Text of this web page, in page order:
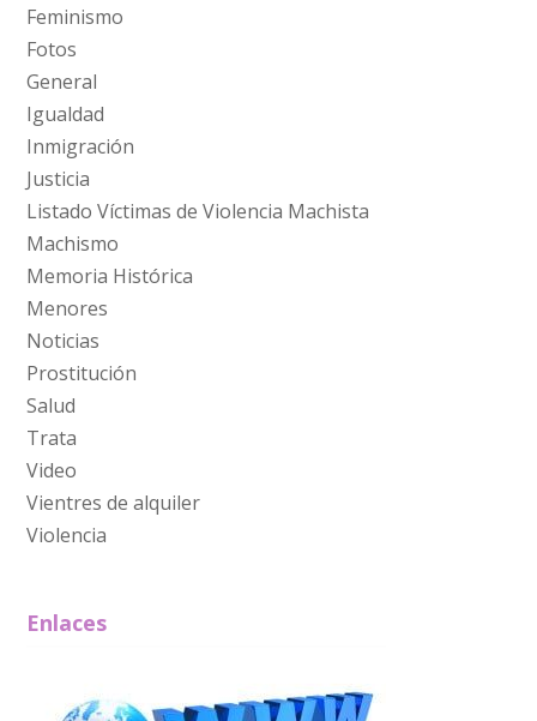
Feminismo
Fotos
General
Igualdad
Inmigración
Justicia
Listado Víctimas de Violencia Machista
Machismo
Memoria Histórica
Menores
Noticias
Prostitución
Salud
Trata
Video
Vientres de alquiler
Violencia
Enlaces